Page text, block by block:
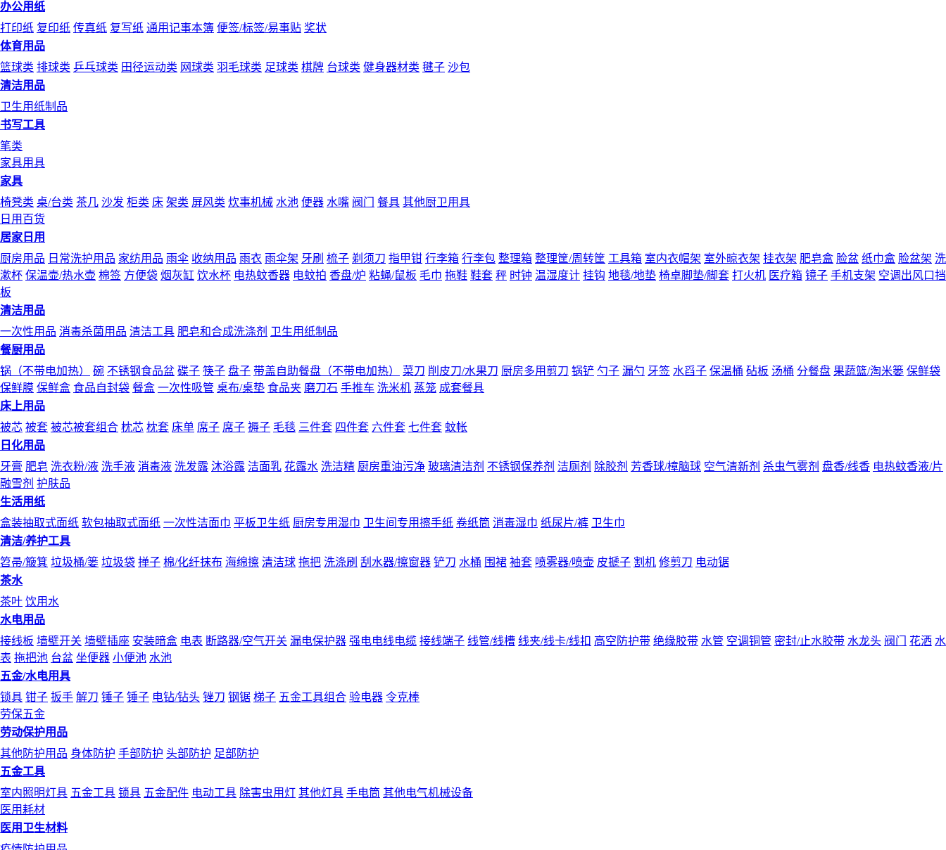
办公用纸
打印纸 复印纸 传真纸 复写纸 通用记事本簿 便签/标签/易事贴 奖状
体育用品
篮球类 排球类 乒乓球类 田径运动类 网球类 羽毛球类 足球类 棋牌 台球类 健身器材类 毽子 沙包
清洁用品
卫生用纸制品
书写工具
笔类
家具用具
家具
椅凳类 桌/台类 茶几 沙发 柜类 床 架类 屏风类 炊事机械 水池 便器 水嘴 阀门 餐具 其他厨卫用具
日用百货
居家日用
厨房用品 日常洗护用品 家纺用品 雨伞 收纳用品 雨衣 雨伞架 牙刷 梳子 剃须刀 指甲钳 行李箱 行李包 整理箱 整理筐/周转筐 工具箱 室内衣帽架 室外晾衣架 挂衣架 肥皂盒 脸盆 纸巾盒 脸盆架 洗
漱杯 保温壶/热水壶 棉签 方便袋 烟灰缸 饮水杯 电热蚊香器 电蚊拍 香盘/炉 粘蝇/鼠板 毛巾 拖鞋 鞋套 秤 时钟 温湿度计 挂钩 地毯/地垫 椅卓脚垫/脚套 打火机 医疗箱 镜子 手机支架 空调出风口挡
板
清洁用品
一次性用品 消毒杀菌用品 清洁工具 肥皂和合成洗涤剂 卫生用纸制品
餐厨用品
锅（不带电加热）
碗 不锈钢食品盆 碟子 筷子 盘子 带盖自助餐盘（不带电加热） 菜刀 削皮刀/水果刀 厨房多用剪刀 锅铲 勺子 漏勺 牙签 水舀子 保温桶 砧板 汤桶 分餐盘 果蔬篮/淘米篓 保鲜袋
保鲜膜 保鲜盒 食品自封袋 餐盒 一次性吸管 桌布/桌垫 食品夹 磨刀石 手推车 洗米机 蒸笼 成套餐具
床上用品
被芯 被套 被芯被套组合 枕芯 枕套 床单 席子 席子 褥子 毛毯 三件套 四件套 六件套 七件套 蚊帐
日化用品
牙膏 肥皂 洗衣粉/液 洗手液 消毒液 洗发露 沐浴露 洁面乳 花露水 洗洁精 厨房重油污净 玻璃清洁剂 不锈钢保养剂 洁厕剂 除胶剂 芳香球/樟脑球 空气清新剂 杀虫气雾剂 盘香/线香 电热蚊香液/片
融雪剂 护肤品
生活用纸
盒装抽取式面纸 软包抽取式面纸 一次性洁面巾 平板卫生纸 厨房专用湿巾 卫生间专用擦手纸 卷纸筒 消毒湿巾 纸尿片/裤 卫生巾
清洁/养护工具
笤帚/簸箕 垃圾桶/篓 垃圾袋 掸子 棉/化纤抹布 海绵擦 清洁球 拖把 洗涤刷 刮水器/擦窗器 铲刀 水桶 围裙 袖套 喷雾器/喷壶 皮搋子 割机 修剪刀 电动锯
茶水
茶叶 饮用水
水电用品
接线板 墙壁开关 墙壁插座 安装暗盒 电表 断路器/空气开关 漏电保护器 强电电线电缆 接线端子 线管/线槽 线夹/线卡/线扣 高空防护带 绝缘胶带 水管 空调铜管 密封/止水胶带 水龙头 阀门 花洒 水
表 拖把池 台盆 坐便器 小便池 水池
五金/水电用具
锁具 钳子 扳手 解刀 锤子 锤子 电钻/钻头 锉刀 钢锯 梯子 五金工具组合 验电器 令克棒
劳保五金
劳动保护用品
其他防护用品 身体防护 手部防护 头部防护 足部防护
五金工具
室内照明灯具 五金工具 锁具 五金配件 电动工具 除害虫用灯 其他灯具 手电筒 其他电气机械设备
医用耗材
医用卫生材料